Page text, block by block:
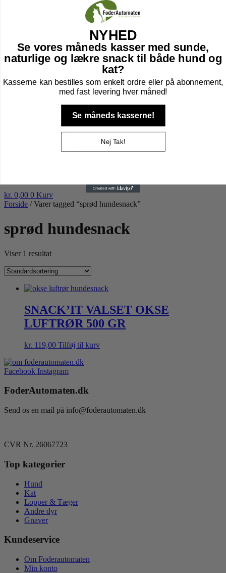
Halsbånd, sele, line & tegn
Kattebakker & tilbehør
Højtider kat
Foder til Gnavere
Godbidder
Legetøj
Transport Af Gnavere
Seler og Liner til gnavere
Bure til Gnavere
Tilbehør til bur
Bund til Bur
Lopper og tæger
Fugle
kr. 0,00 0 Kurv
Forside / Varer tagged “sprød hundesnack”
sprød hundesnack
Viser 1 resultat
SNACK’IT VALSET OKSE
LUFTRØR 500 GR
kr. 119,00 Tilføj til kurv
Facebook Instagram
FoderAutomaten.dk
Send os en mail på info@foderautomaten.dk
CVR Nr. 26067723
Top kategorier
Hund
Kat
Lopper & Tæger
Andre dyr
Gnaver
Kundeservice
Om Foderautomaten
Min konto
NYHED
Se vores måneds kasser med sunde,
naturlige og lækre snack til både hund og
kat?
Kasserne kan bestilles som enkelt ordre eller på abonnement,
med fast levering hver måned!
Se måneds kasserne!
Nej Tak!